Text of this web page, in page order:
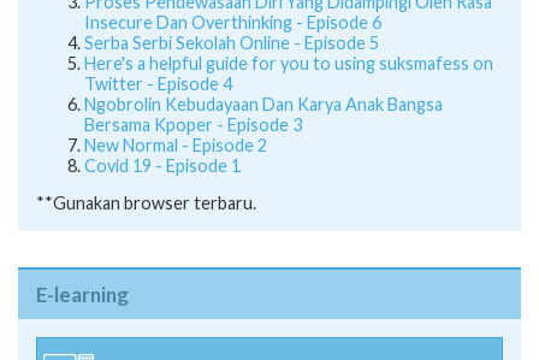
Proses Pendewasaan Diri Yang Didampingi Oleh Rasa
Insecure Dan Overthinking - Episode 6
Serba Serbi Sekolah Online - Episode 5
Here's a helpful guide for you to using suksmafess on
Twitter - Episode 4
Ngobrolin Kebudayaan Dan Karya Anak Bangsa
Bersama Kpoper - Episode 3
New Normal - Episode 2
Covid 19 - Episode 1
**Gunakan browser terbaru.
E-learning